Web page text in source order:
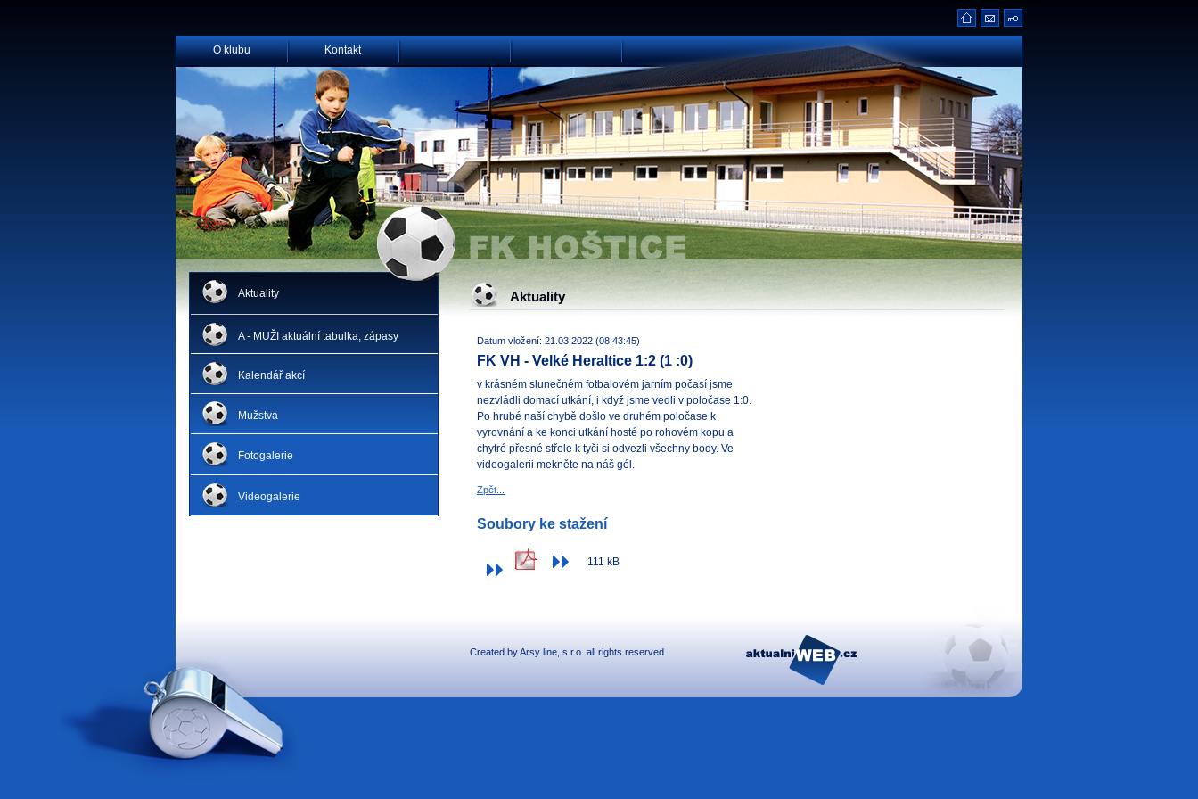
O klubu Kontakt
Aktuality
A - MUŽI aktuální tabulka, zápasy
Kalendář akcí
Mužstva
Fotogalerie
Videogalerie
Aktuality
Datum vložení: 21.03.2022 (08:43:45)
FK VH - Velké Heraltice 1:2 (1 :0)
v krásném slunečném fotbalovém jarním počasí jsme
nezvládli domací utkání, i když jsme vedli v poločase 1:0.
Po hrubé naší chybě došlo ve druhém poločase k
vyrovnání a ke konci utkání hosté po rohovém kopu a
chytré přesné střele k tyči si odvezli všechny body. Ve
videogalerii mekněte na náš gól.
Zpět...
Soubory ke stažení
111 kB
Created byArsy line , s.r.o. all rights reserved